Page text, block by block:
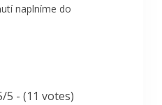
naplníme do
5 - (11 votes)